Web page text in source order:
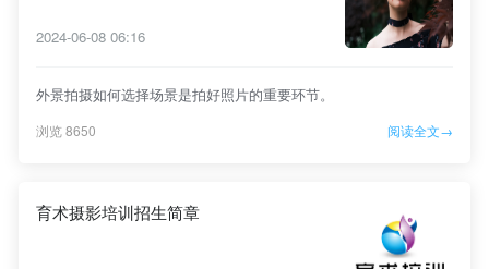
2024-06-08 06:16
外景拍摄如何选择场景是拍好照片的重要环节。
浏览 8650 阅读全文→
育术摄影培训招生简章